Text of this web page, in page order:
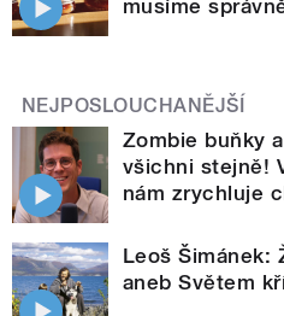
musíme
NEJPOSLOUCHANĚJŠÍ
Zombie buňky
všichni stejně!
nám zrychluje
Leoš Šimánek:
aneb Světem